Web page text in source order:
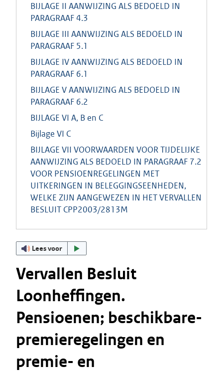
BIJLAGE II AANWIJZING ALS BEDOELD IN
PARAGRAAF 4.3
BIJLAGE III AANWIJZING ALS BEDOELD IN
PARAGRAAF 5.1
BIJLAGE IV AANWIJZING ALS BEDOELD IN
PARAGRAAF 6.1
BIJLAGE V AANWIJZING ALS BEDOELD IN
PARAGRAAF 6.2
BIJLAGE VI A, B en C
Bijlage VI C
BIJLAGE VII VOORWAARDEN VOOR TIJDELIJKE
AANWIJZING ALS BEDOELD IN PARAGRAAF 7.2
VOOR PENSIOENREGELINGEN MET
UITKERINGEN IN BELEGGINGSEENHEDEN,
WELKE ZIJN AANGEWEZEN IN HET VERVALLEN
BESLUIT CPP2003/2813M
Lees voor
Vervallen Besluit
Loonheffingen.
Pensioenen; beschikbare-
premieregelingen en
premie- en